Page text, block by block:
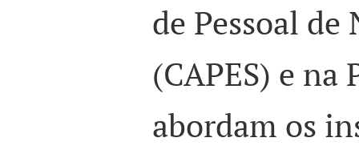
de Pessoal
(CAPES) e na
abordam os